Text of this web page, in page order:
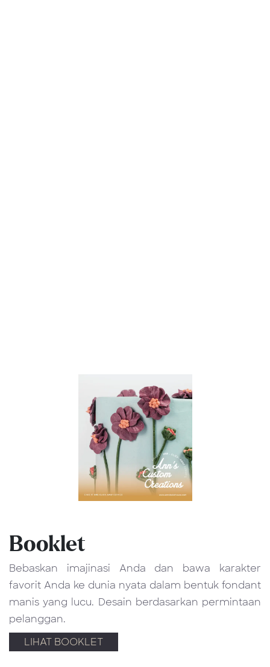
Booklet
Bebaskan imajinasi Anda dan bawa karakter
favorit Anda ke dunia nyata dalam bentuk fondant
manis yang lucu. Desain berdasarkan permintaan
pelanggan.
LIHAT BOOKLET​​​​